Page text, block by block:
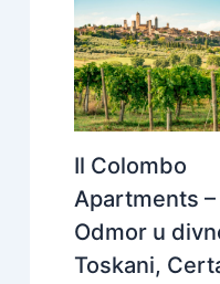
Il Colombo
Apartments –
Odmor u
Toskani,